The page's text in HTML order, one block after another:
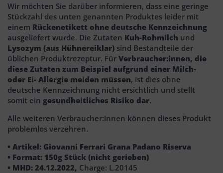
Wir möchten Sie darüber informieren, dass eine geringe
Stückzahl des unten genannten Produktes leider mit
einem Rückenetikett ohne deutsche Kennzeichnung
ausgeliefert wurde. Die Zutaten Kuh-Rohmilch und
Lysozym (aus Hühnereiklar) sind Bestandteile der
üblichen Produktrezeptur. Für Verbraucher:innen, die
diese Zutaten zum Beispiel aufgrund einer Milch-
oder Ei- Allergie meiden müssen, ist dies ohne
deutsche Kennzeichnung nicht ersichtlich und stellt
somit ein gesundheitliches Risiko dar.
Alle weiteren Verbraucher:innen können dieses Produkt
problemlos verzehren.
• Artikel: Giovanni Ferrari Grana Padano Riserva
• Format: 150g Stück (nicht gerieben)
• MHD: 24.12.2022, Charge: L.20145